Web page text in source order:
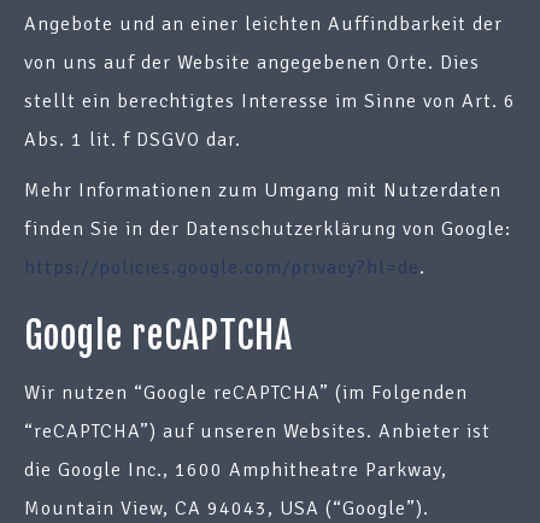
Angebote und an einer leichten Auffindbarkeit der
von uns auf der Website angegebenen Orte. Dies
stellt ein berechtigtes Interesse im Sinne von Art. 6
Abs. 1 lit. f DSGVO dar.
Mehr Informationen zum Umgang mit Nutzerdaten
finden Sie in der Datenschutzerklärung von Google:
https://policies.google.com/privacy?hl=de.
Google reCAPTCHA
Wir nutzen “Google reCAPTCHA” (im Folgenden
“reCAPTCHA”) auf unseren Websites. Anbieter ist
die Google Inc., 1600 Amphitheatre Parkway,
Mountain View, CA 94043, USA (“Google”).